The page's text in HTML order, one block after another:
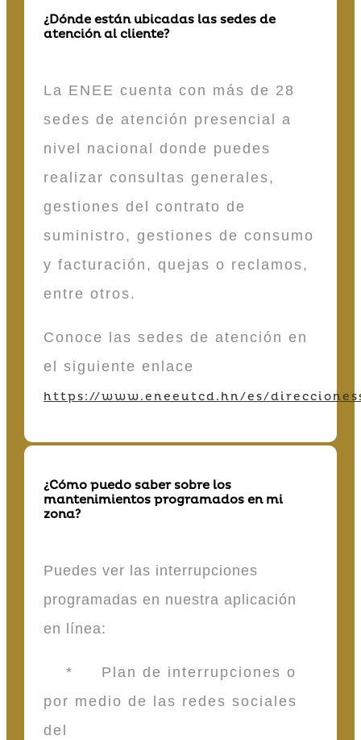
¿Dónde están ubicadas las sedes de
atención al cliente?
La ENEE cuenta con más de 28
sedes de atención presencial a
nivel nacional donde puedes
realizar consultas generales,
gestiones del contrato de
suministro, gestiones de consumo
y facturación, quejas o reclamos,
entre otros.
Conoce las sedes de atención en
el siguiente enlace
https://www.eneeutcd.hn/es/
¿Cómo puedo saber sobre los
mantenimientos programados en mi
zona?
Puedes ver las interrupciones
programadas en nuestra aplicación
en línea:
* Plan de interrupciones o
por medio de las redes sociales
del